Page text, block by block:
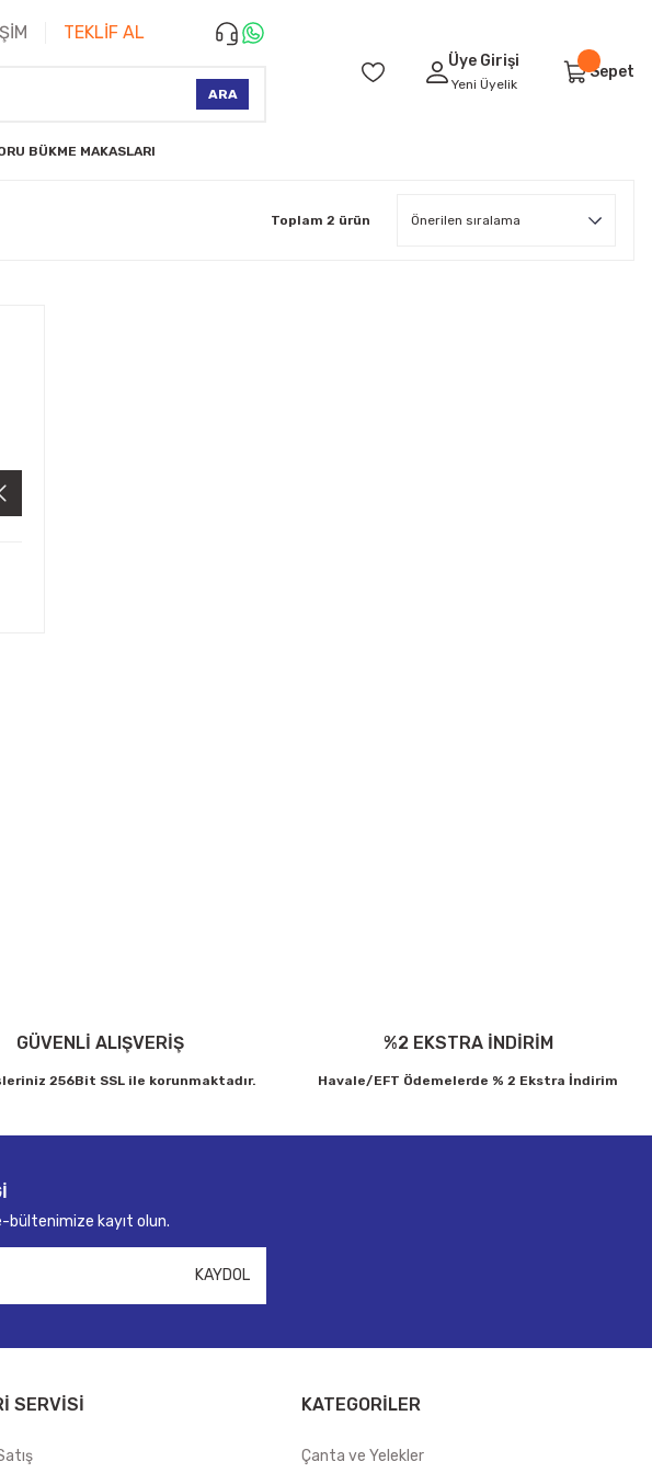
TEKLİF AL
ARA
Üye Girişi
Yeni Üyelik
Sepet
BÜKME MAKASLARI
Toplam 2 ürün
GÜVENLİ ALIŞVERİŞ
256Bit SSL ile korunmaktadır.
%2 EKSTRA İNDİRİM
Havale/EFT Ödemelerde % 2 Ekstra İndirim
bültenimize kayıt olun.
KAYDOL
SERVİSİ KATEGORİLER
Çanta ve Yelekler